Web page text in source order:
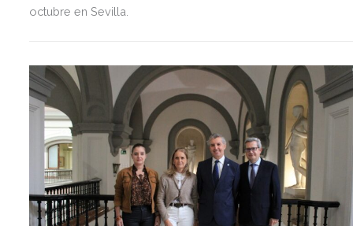
octubre en Sevilla.